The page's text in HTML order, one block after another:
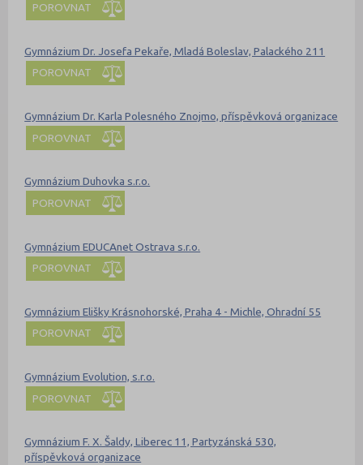
POROVNAT
Gymnázium Dr. Josefa Pekaře, Mladá Boleslav, Palackého 211
POROVNAT
Gymnázium Dr. Karla Polesného Znojmo, příspěvková organizace
POROVNAT
Gymnázium Duhovka s.r.o.
POROVNAT
Gymnázium EDUCAnet Ostrava s.r.o.
POROVNAT
Gymnázium Elišky Krásnohorské, Praha 4 - Michle, Ohradní 55
POROVNAT
Gymnázium Evolution, s.r.o.
POROVNAT
Gymnázium F. X. Šaldy, Liberec 11, Partyzánská 530,
příspěvková organizace